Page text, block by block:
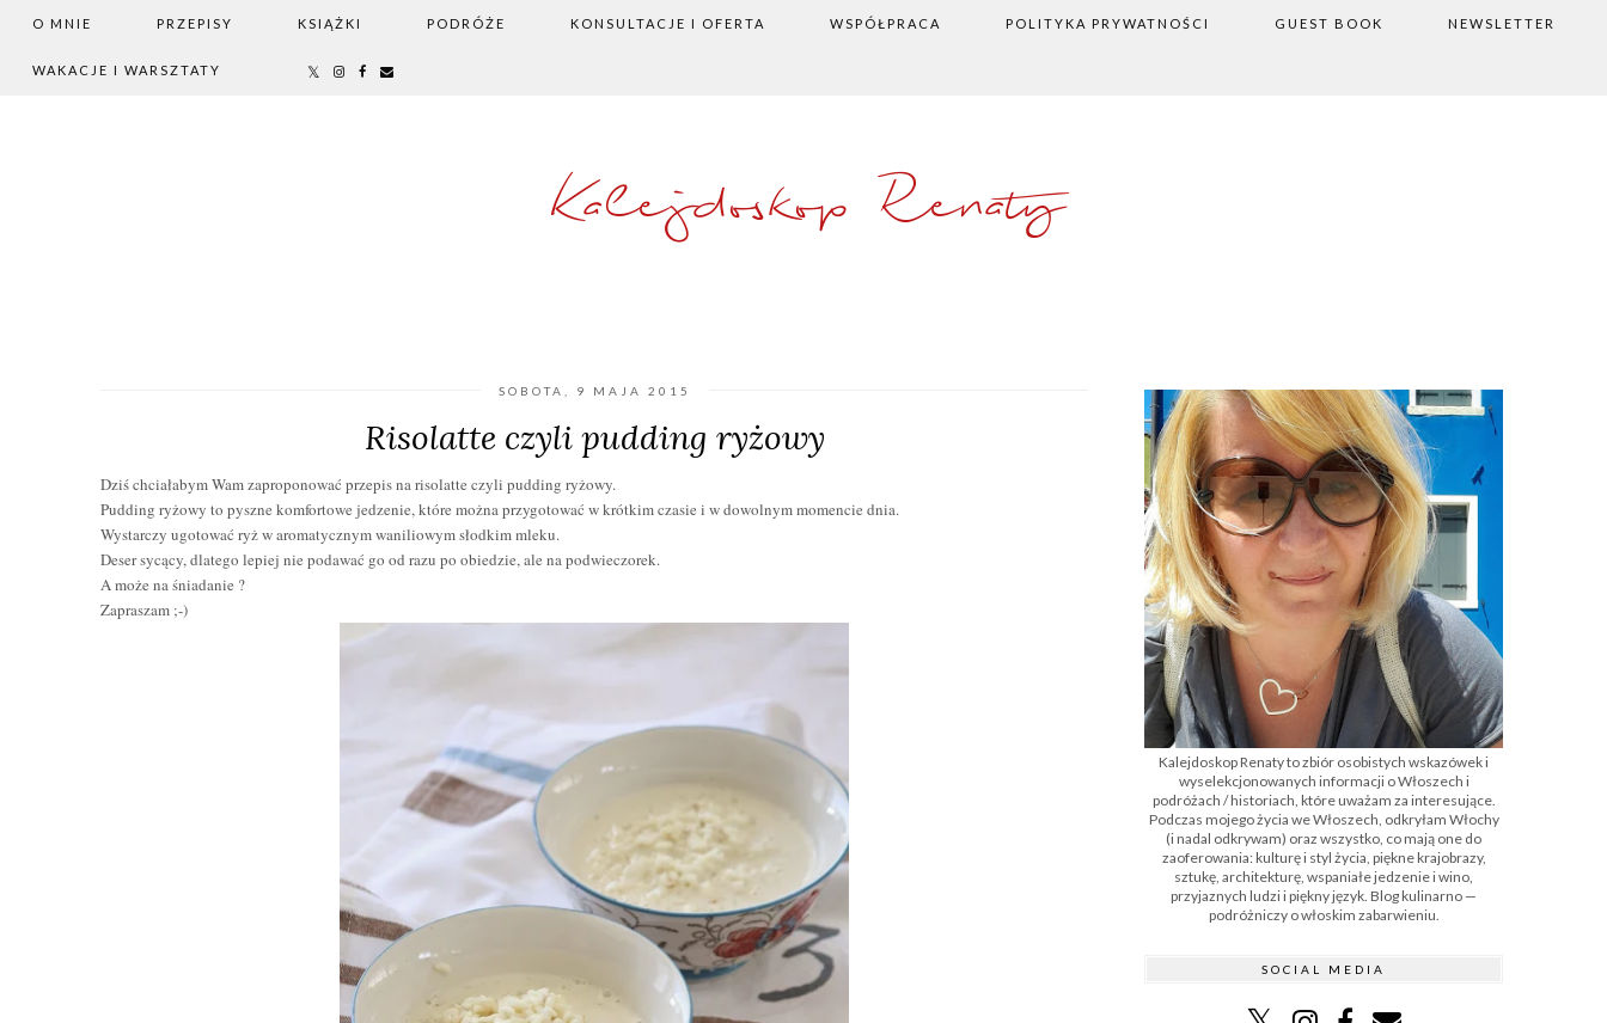
O MNIE PRZEPISY KSIĄŻKI PODRÓŻE KONSULTACJE I OFERTA WSPÓŁPRACA POLITYKA PRYWATNOŚCI GUEST BOOK NEWSLETTER
WAKACJE I WARSZTATY
Kalejdoskop Renaty
SOBOTA, 9 MAJA 2015
Risolatte czyli pudding ryżowy
Dziś chciałabym Wam zaproponować przepis na risolatte czyli pudding ryżowy.
Pudding ryżowy to pyszne komfortowe jedzenie, które można przygotować w krótkim czasie i w dowolnym momencie dnia.
Wystarczy ugotować ryż w aromatycznym waniliowym słodkim mleku.
Deser sycący, dlatego lepiej nie podawać go od razu po obiedzie, ale na podwieczorek.
A może na śniadanie ?
Zapraszam ;-)
Kalejdoskop Renaty to zbiór osobistych wskazówek i
wyselekcjonowanych informacji o Włoszech i
podróżach / historiach, które uważam za interesujące.
Podczas mojego życia we Włoszech, odkryłam Włochy
(i nadal odkrywam) oraz wszystko, co mają one do
zaoferowania: kulturę i styl życia, piękne krajobrazy,
sztukę, architekturę, wspaniałe jedzenie i wino,
przyjaznych ludzi i piękny język. Blog kulinarno —
podróżniczy o włoskim zabarwieniu.
SOCIAL MEDIA